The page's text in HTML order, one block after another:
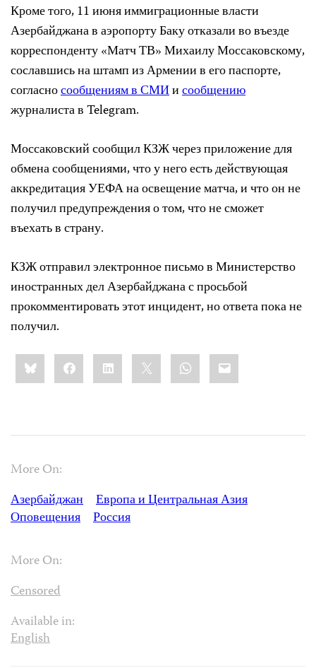
Кроме того, 11 июня иммиграционные власти
Азербайджана в аэропорту Баку отказали во въезде
корреспонденту «Матч ТВ» Михаилу Моссаковскому,
сославшись на штамп из Армении в его паспорте,
согласносообщениям в СМИисообщению
журналиста в Telegram.
Моссаковский сообщил КЗЖ через приложение для
обмена сообщениями, что у него есть действующая
аккредитация УЕФА на освещение матча, и что он не
получил предупреждения о том, что не сможет
въехать в страну.
КЗЖ отправил электронное письмо в Министерство
иностранных дел Азербайджана с просьбой
прокомментировать этот инцидент, но ответа пока не
получил.
Share
this:BlueskyFacebookLinkedIn WhatsApp
Email
More On:
Азербайджан
Европа и Центральная Азия
Оповещения
Россия
More On:
Censored
Available in:
English